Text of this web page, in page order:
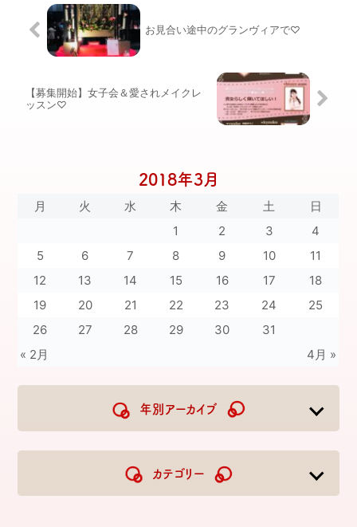
お見合い途中のグランヴィアで♡
【募集開始】女子会＆愛されメイクレ
ッスン♡
2018年3月
月 火 水 木 金 土 日
« 2月 4月 »
1 2 3
4
5
6 7 8 9 10
11
12
13 14 15 16 17
18
19
20 21 22 23 24
25
26
27 28 29 30 31
年別アーカイブ
2023
カテゴリー